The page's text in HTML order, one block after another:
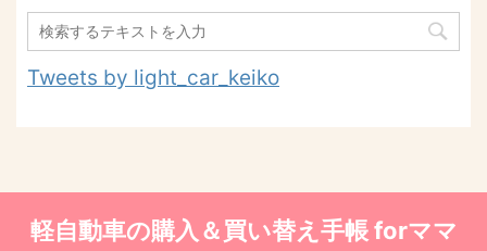
Tweets by light_car_keiko
軽自動車の購入＆買い替え手帳 forママ